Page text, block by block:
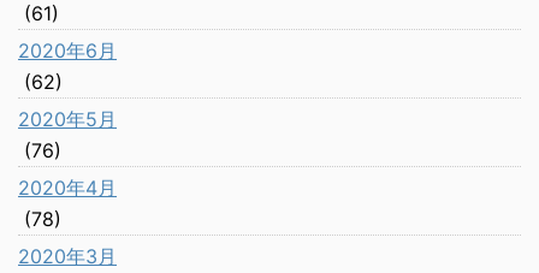
(61)
2020年6月
(62)
2020年5月
(76)
2020年4月
(78)
2020年3月